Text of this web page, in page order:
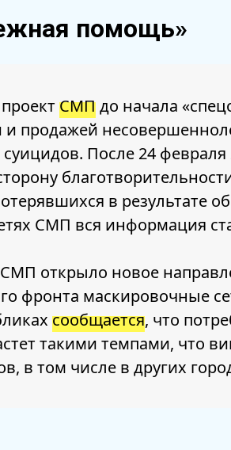
помощь»
СМПдо начала
продажей
После 24
в результате
СМП вся информация
открыло новое
фронта маскировочные
сообщается, что
такими темпами, что
в том числе в других